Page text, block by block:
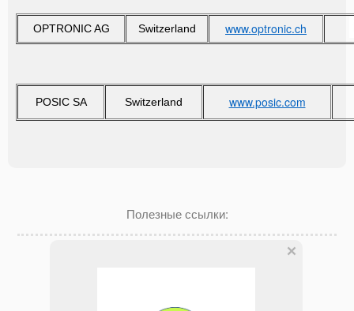
OPTRONIC AG Switzerland www.optronic.ch
POSIC SA Switzerland www.posic.com
Полезные ссылки: